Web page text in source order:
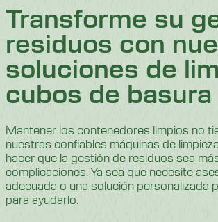
Transforme su
residuos con
soluciones de
cubos de
Mantener los contenedores limpios no
nuestras confiables máquinas de
hacer que la gestión de residuos sea
complicaciones. Ya sea que necesite
adecuada o una solución personalizada
para ayudarlo.